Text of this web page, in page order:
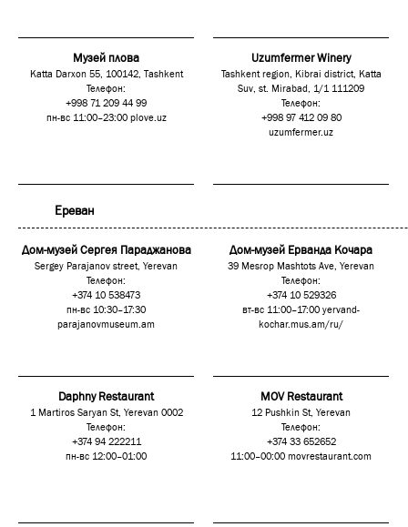
Музей плова
Katta Darxon 55, 100142, Тashkent
Телефон:
+998 71 209 44 99
пн-вс 11:00–23:00 plove.uz
Uzumfermer Winery
Tashkent region, Kibrai district, Katta
Suv, st. Mirabad, 1/1 111209
Телефон:
+998 97 412 09 80
uzumfermer.uz
Ереван
Дом-музей Сергея Параджанова
Sergey Parajanov street, Yerevan
Телефон:
+374 10 538473
пн-вс 10:30–17:30
parajanovmuseum.am
Дом-музей Ерванда Кочара
39 Mesrop Mashtots Ave, Yerevan
Телефон:
+374 10 529326
вт-вс 11:00–17:00 yervand-
kochar.mus.am/ru/
Daphny Restaurant
1 Martiros Saryan St, Yerevan 0002
Телефон:
+374 94 222211
пн-вс 12:00–01:00
MOV Restaurant
12 Pushkin St, Yerevan
Телефон:
+374 33 652652
11:00–00:00 movrestaurant.com